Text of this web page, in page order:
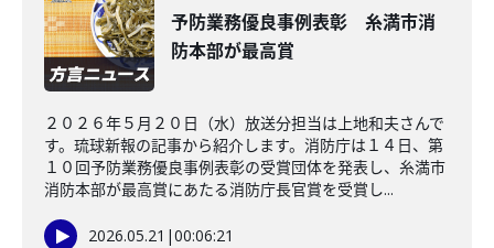
予防業務優良事例表彰 糸満市消
防本部が最高賞
２０２６年５月２０日（水）放送分担当は上地和夫さんで
す。琉球新報の記事から紹介します。消防庁は１４日、第
１０回予防業務優良事例表彰の受賞団体を発表し、糸満市
消防本部が最高賞にあたる消防庁長官賞を受賞し...
2026.05.21 |00:06:21